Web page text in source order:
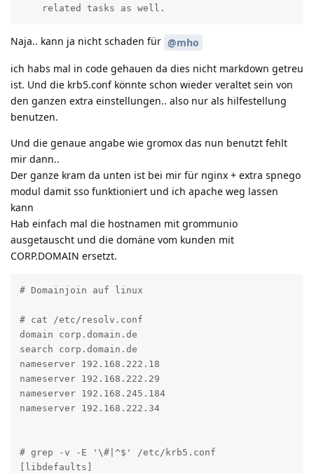
    related tasks as well.
Naja.. kann ja nicht schaden für @mho
ich habs mal in code gehauen da dies nicht markdown getreu
ist. Und die krb5.conf könnte schon wieder veraltet sein von
den ganzen extra einstellungen.. also nur als hilfestellung
benutzen.
Und die genaue angabe wie gromox das nun benutzt fehlt
mir dann..
Der ganze kram da unten ist bei mir für nginx + extra spnego
modul damit sso funktioniert und ich apache weg lassen
kann
Hab einfach mal die hostnamen mit grommunio
ausgetauscht und die domäne vom kunden mit
CORP.DOMAIN ersetzt.
# Domainjoin auf linux
# cat /etc/resolv.conf
domain corp.domain.de
search corp.domain.de
nameserver 192.168.222.18
nameserver 192.168.222.29
nameserver 192.168.245.184
nameserver 192.168.222.34
# grep -v -E '\#|^$' /etc/krb5.conf
[libdefaults]